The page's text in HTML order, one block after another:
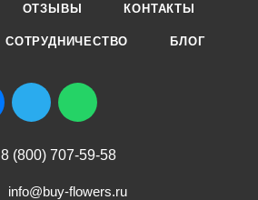
ОТЗЫВЫ КОНТАКТЫ
СОТРУДНИЧЕСТВО БЛОГ
8 (800) 707-59-58
info@buy-flowers.ru